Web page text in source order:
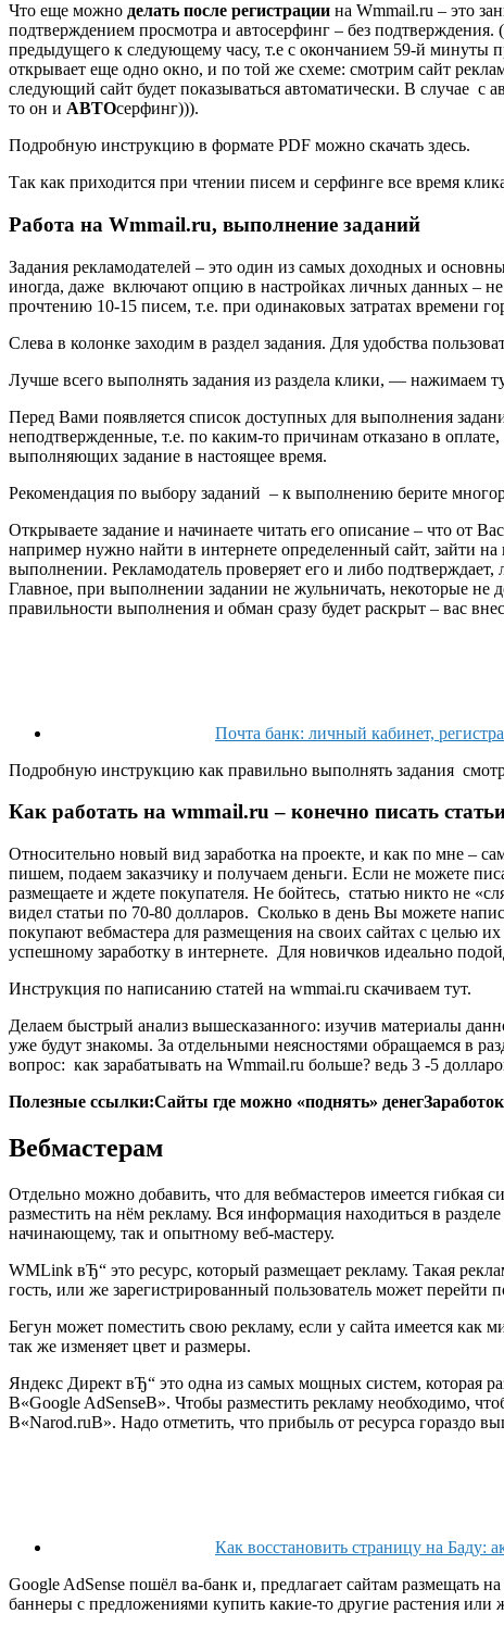
Что еще можно делать после регистрации на Wmmail.ru – это
подтверждением просмотра и автосерфинг – без
предыдущего к следующему часу, т.е с окончанием 59-й минуты
открывает еще одно окно, и по той же схеме: смотрим сайт
следующий сайт будет показываться автоматически. В случае с
то он и АВТОсерфинг))).
Подробную инструкцию в формате PDF можно скачать здесь.
Так как приходится при чтении писем и серфинге все время
Работа на Wmmail.ru, выполнение заданий
Задания рекламодателей – это один из самых доходных и
иногда, даже включают опцию в настройках личных данных –
прочтению 10-15 писем, т.е. при одинаковых затратах времени
Слева в колонке заходим в раздел задания. Для удобства
Лучше всего выполнять задания из раздела клики, — нажимаем
Перед Вами появляется список доступных для выполнения
неподтвержденные, т.е. по каким-то причинам отказано в
выполняющих задание в настоящее время.
Рекомендация по выбору заданий – к выполнению берите
Открываете задание и начинаете читать его описание – что от
например нужно найти в интернете определенный сайт, зайти на
выполнении. Рекламодатель проверяет его и либо
Главное, при выполнении задании не жульничать, некоторые не
правильности выполнения и обман сразу будет раскрыт – вас
Почта банк: личный кабинет,
Подробную инструкцию как правильно выполнять задания
Как работать на wmmail.ru – конечно писать
Относительно новый вид заработка на проекте, и как по мне –
пишем, подаем заказчику и получаем деньги. Если не можете
размещаете и ждете покупателя. Не бойтесь, статью никто не
видел статьи по 70-80 долларов. Сколько в день Вы можете
покупают вебмастера для размещения на своих сайтах с целью
успешному заработку в интернете. Для новичков идеально
Инструкция по написанию статей на wmmai.ru скачиваем тут.
Делаем быстрый анализ вышесказанного: изучив материалы
уже будут знакомы. За отдельными неясностями обращаемся в
вопрос: как зарабатывать на Wmmail.ru больше? ведь 3 -5
Полезные ссылки:Сайты где можно «поднять» денег
Вебмастерам
Отдельно можно добавить, что для вебмастеров имеется гибкая
разместить на нём рекламу. Вся информация находиться в
начинающему, так и опытному веб-мастеру.
WMLink вЂ“ это ресурс, который размещает рекламу. Такая
гость, или же зарегистрированный пользователь может перейти
Бегун может поместить свою рекламу, если у сайта имеется как
так же изменяет цвет и размеры.
Яндекс Директ вЂ“ это одна из самых мощных систем, которая
В«Google AdSenseВ». Чтобы разместить рекламу необходимо,
В«Narod.ruВ». Надо отметить, что прибыль от ресурса гораздо
Как восстановить страницу на Баду:
Google AdSense пошёл ва-банк и, предлагает сайтам размещать
баннеры с предложениями купить какие-то другие растения или